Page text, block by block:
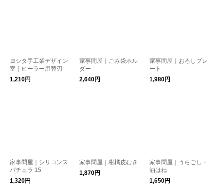
ヨシタ手工業デザイン
室｜ピーラー用替刃
1,210円
家事問屋｜ごみ袋ホル
ダー
2,640円
家事問屋｜おろしプレ
ート
1,980円
家事問屋｜シリコンス
パチュラ 15
1,320円
家事問屋｜柑橘皮むき
1,870円
家事問屋｜うらごし・
油はね
1,650円